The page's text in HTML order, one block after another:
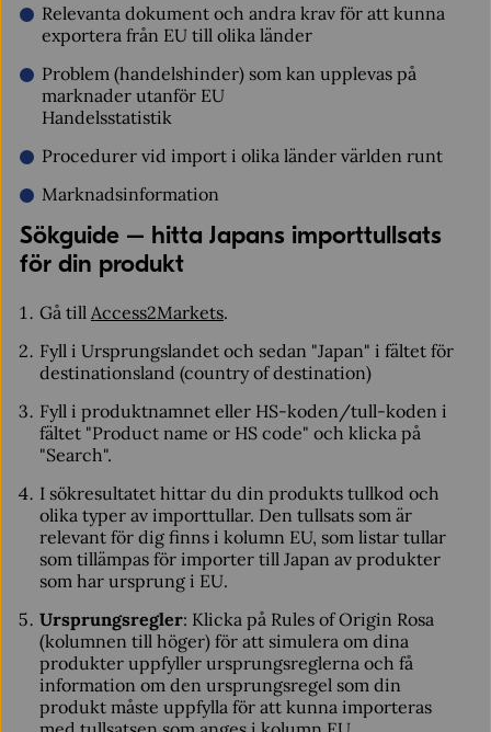
Relevanta dokument och andra krav för att kunna
exportera från EU till olika länder
Problem (handelshinder) som kan upplevas på
marknader utanför EU
Handelsstatistik
Procedurer vid import i olika länder världen runt
Marknadsinformation
Sökguide – hitta Japans importtullsats
för din produkt
Gå till Access2Markets.
Fyll i Ursprungslandet och sedan "Japan" i fältet för
destinationsland (country of destination)
Fyll i produktnamnet eller HS-koden/tull-koden i
fältet "Product name or HS code" och klicka på
"Search".
I sökresultatet hittar du din produkts tullkod och
olika typer av importtullar. Den tullsats som är
relevant för dig finns i kolumn EU, som listar tullar
som tillämpas för importer till Japan av produkter
som har ursprung i EU.
Ursprungsregler: Klicka på Rules of Origin Rosa
(kolumnen till höger) för att simulera om dina
produkter uppfyller ursprungsreglerna och få
information om den ursprungsregel som din
produkt måste uppfylla för att kunna importeras